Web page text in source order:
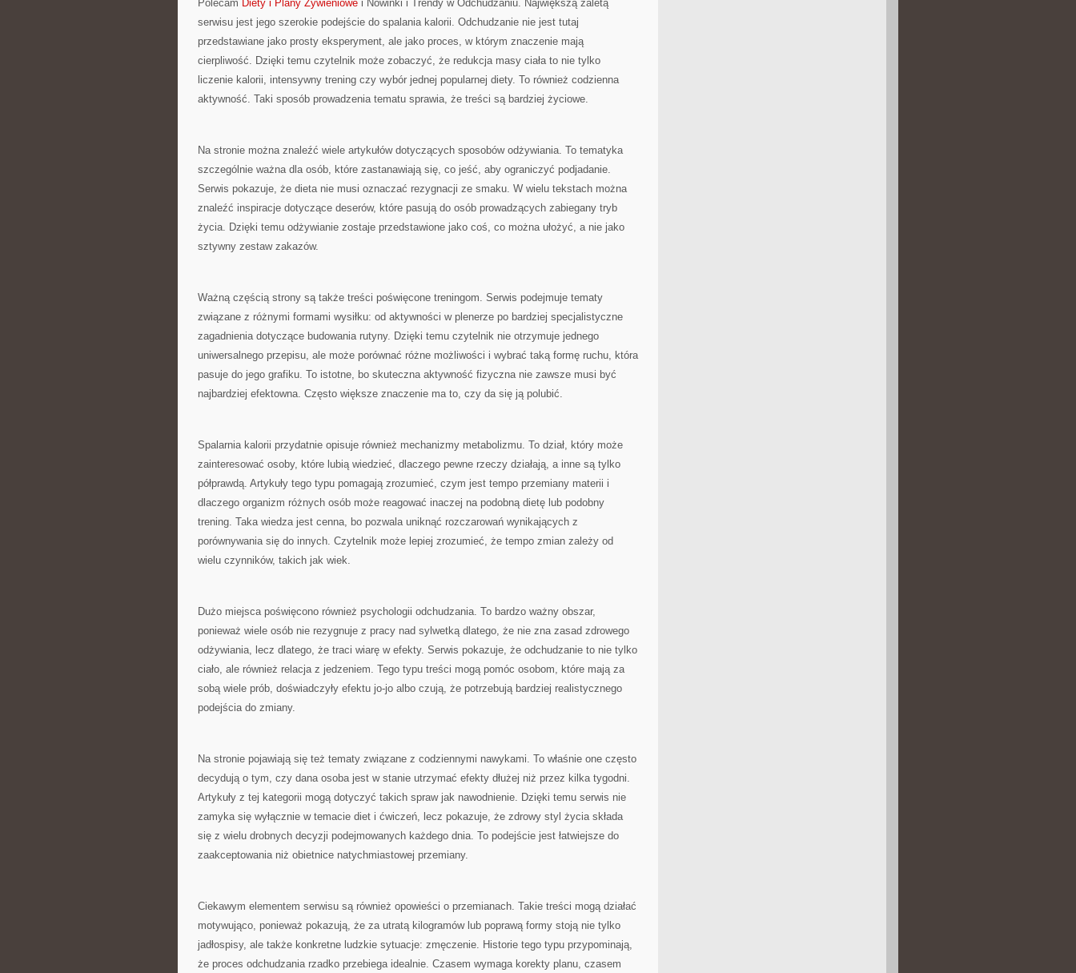
Polecam Diety i Plany Żywieniowe i Nowinki i Trendy w Odchudzaniu. Największą zaletą
serwisu jest jego szerokie podejście do spalania kalorii. Odchudzanie nie jest tutaj
przedstawiane jako prosty eksperyment, ale jako proces, w którym znaczenie mają
cierpliwość. Dzięki temu czytelnik może zobaczyć, że redukcja masy ciała to nie tylko
liczenie kalorii, intensywny trening czy wybór jednej popularnej diety. To również codzienna
aktywność. Taki sposób prowadzenia tematu sprawia, że treści są bardziej życiowe.
Na stronie można znaleźć wiele artykułów dotyczących sposobów odżywiania. To tematyka
szczególnie ważna dla osób, które zastanawiają się, co jeść, aby ograniczyć podjadanie.
Serwis pokazuje, że dieta nie musi oznaczać rezygnacji ze smaku. W wielu tekstach można
znaleźć inspiracje dotyczące deserów, które pasują do osób prowadzących zabiegany tryb
życia. Dzięki temu odżywianie zostaje przedstawione jako coś, co można ułożyć, a nie jako
sztywny zestaw zakazów.
Ważną częścią strony są także treści poświęcone treningom. Serwis podejmuje tematy
związane z różnymi formami wysiłku: od aktywności w plenerze po bardziej specjalistyczne
zagadnienia dotyczące budowania rutyny. Dzięki temu czytelnik nie otrzymuje jednego
uniwersalnego przepisu, ale może porównać różne możliwości i wybrać taką formę ruchu, która
pasuje do jego grafiku. To istotne, bo skuteczna aktywność fizyczna nie zawsze musi być
najbardziej efektowna. Często większe znaczenie ma to, czy da się ją polubić.
Spalarnia kalorii przydatnie opisuje również mechanizmy metabolizmu. To dział, który może
zainteresować osoby, które lubią wiedzieć, dlaczego pewne rzeczy działają, a inne są tylko
półprawdą. Artykuły tego typu pomagają zrozumieć, czym jest tempo przemiany materii i
dlaczego organizm różnych osób może reagować inaczej na podobną dietę lub podobny
trening. Taka wiedza jest cenna, bo pozwala uniknąć rozczarowań wynikających z
porównywania się do innych. Czytelnik może lepiej zrozumieć, że tempo zmian zależy od
wielu czynników, takich jak wiek.
Dużo miejsca poświęcono również psychologii odchudzania. To bardzo ważny obszar,
ponieważ wiele osób nie rezygnuje z pracy nad sylwetką dlatego, że nie zna zasad zdrowego
odżywiania, lecz dlatego, że traci wiarę w efekty. Serwis pokazuje, że odchudzanie to nie tylko
ciało, ale również relacja z jedzeniem. Tego typu treści mogą pomóc osobom, które mają za
sobą wiele prób, doświadczyły efektu jo-jo albo czują, że potrzebują bardziej realistycznego
podejścia do zmiany.
Na stronie pojawiają się też tematy związane z codziennymi nawykami. To właśnie one często
decydują o tym, czy dana osoba jest w stanie utrzymać efekty dłużej niż przez kilka tygodni.
Artykuły z tej kategorii mogą dotyczyć takich spraw jak nawodnienie. Dzięki temu serwis nie
zamyka się wyłącznie w temacie diet i ćwiczeń, lecz pokazuje, że zdrowy styl życia składa
się z wielu drobnych decyzji podejmowanych każdego dnia. To podejście jest łatwiejsze do
zaakceptowania niż obietnice natychmiastowej przemiany.
Ciekawym elementem serwisu są również opowieści o przemianach. Takie treści mogą działać
motywująco, ponieważ pokazują, że za utratą kilogramów lub poprawą formy stoją nie tylko
jadłospisy, ale także konkretne ludzkie sytuacje: zmęczenie. Historie tego typu przypominają,
że proces odchudzania rzadko przebiega idealnie. Czasem wymaga korekty planu, czasem